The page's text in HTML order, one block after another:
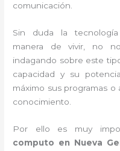
comunicación.
Sin duda la
manera de vivir, no
indagando sobre este
capacidad y su
máximo sus programas
conocimiento.
Por ello es muy
computo en Nueva